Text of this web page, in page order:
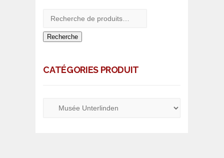
Recherche
CATÉGORIES PRODUIT